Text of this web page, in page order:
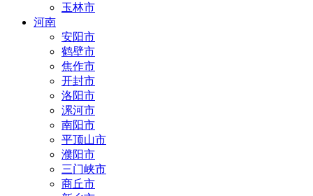
玉林市
河南
安阳市
鹤壁市
焦作市
开封市
洛阳市
漯河市
南阳市
平顶山市
濮阳市
三门峡市
商丘市